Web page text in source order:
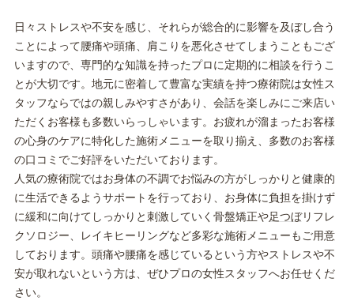
日々ストレスや不安を感じ、それらが総合的に影響を及ぼし合う
ことによって腰痛や頭痛、肩こりを悪化させてしまうこともござ
いますので、専門的な知識を持ったプロに定期的に相談を行うこ
とが大切です。地元に密着して豊富な実績を持つ療術院は女性ス
タッフならではの親しみやすさがあり、会話を楽しみにご来店い
ただくお客様も多数いらっしゃいます。お疲れが溜まったお客様
の心身のケアに特化した施術メニューを取り揃え、多数のお客様
の口コミでご好評をいただいております。
人気の療術院ではお身体の不調でお悩みの方がしっかりと健康的
に生活できるようサポートを行っており、お身体に負担を掛けず
に緩和に向けてしっかりと刺激していく骨盤矯正や足つぼリフレ
クソロジー、レイキヒーリングなど多彩な施術メニューもご用意
しております。頭痛や腰痛を感じているという方やストレスや不
安が取れないという方は、ぜひプロの女性スタッフへお任せくだ
さい。